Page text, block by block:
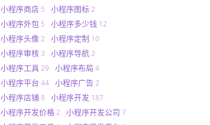
小程序商店 5 小程序图标 2
小程序外包 5 小程序多少钱 12
小程序头像 2 小程序定制 10
小程序审核 3 小程序导航 2
小程序工具 29 小程序布局 4
小程序平台 44 小程序广告 2
小程序店铺 8 小程序开发 187
小程序开发价格 2 小程序开发公司 7